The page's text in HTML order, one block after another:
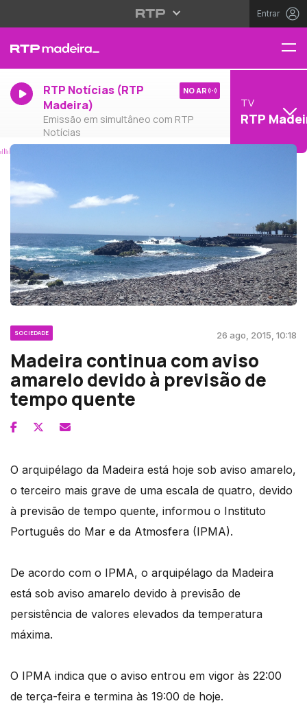
Entrar
RTP Notícias (RTP
Madeira)
Emissão em simultâneo com RTP
Notícias
NO AR
TV
RTP
SOCIEDADE 26 ago, 2015, 10:18
Madeira continua com aviso
amarelo devido à previsão de
tempo quente
O arquipélago da Madeira está hoje sob aviso amarelo,
o terceiro mais grave de uma escala de quatro, devido
à previsão de tempo quente, informou o Instituto
Português do Mar e da Atmosfera (IPMA).
De acordo com o IPMA, o arquipélago da Madeira
está sob aviso amarelo devido à previsão de
persistência de valores elevados da temperatura
máxima.
O IPMA indica que o aviso entrou em vigor às 22:00
de terça-feira e termina às 19:00 de hoje.